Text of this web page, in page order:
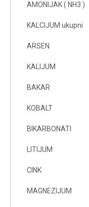
AMONIJAK ( NH3 )
KALCIJUM ukupni
ARSEN
KALIJUM
BAKAR
KOBALT
BIKARBONATI
LITIJUM
CINK
MAGNEZIJUM